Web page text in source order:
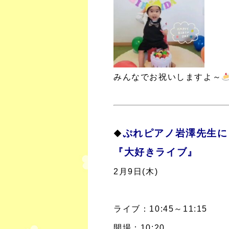
みんなでお祝いしますよ～
◆ぷれピアノ岩澤先生
『大好きライブ』
2月9日(木)
ライブ：10:45～11:15